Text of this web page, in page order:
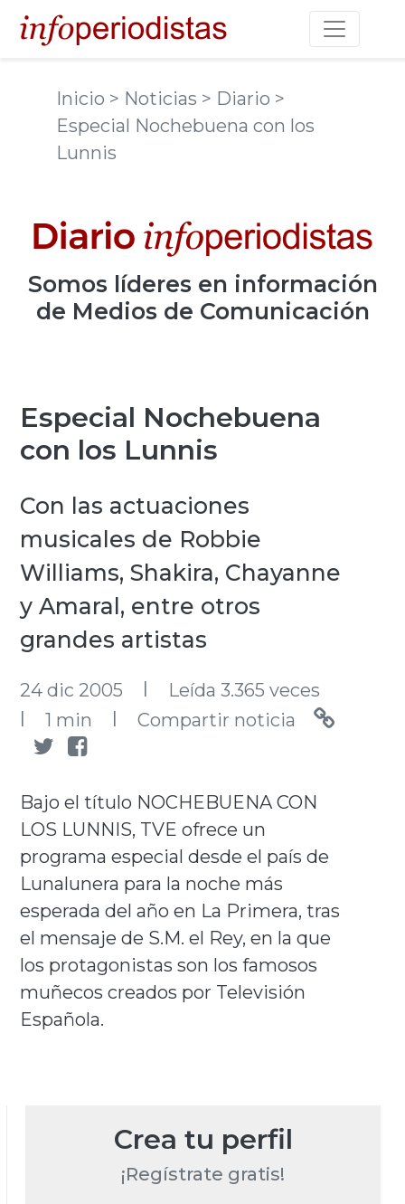
Toggle
Inicio > Noticias > Diario >
Especial Nochebuena con los
Lunnis
Somos líderes en información
de Medios de Comunicación
Especial Nochebuena
con los Lunnis
Con las actuaciones
musicales de Robbie
Williams, Shakira, Chayanne
y Amaral, entre otros
grandes artistas
24 dic 2005 l Leída 3.365 veces
l 1 min l Compartir noticia
Bajo el título NOCHEBUENA CON
LOS LUNNIS, TVE ofrece un
programa especial desde el país de
Lunalunera para la noche más
esperada del año en La Primera, tras
el mensaje de S.M. el Rey, en la que
los protagonistas son los famosos
muñecos creados por Televisión
Española.
Crea tu perfil
¡Regístrate gratis!